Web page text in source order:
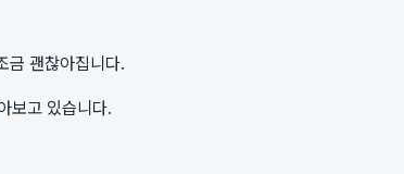
금 괜찮아집니다.
보고 있습니다.